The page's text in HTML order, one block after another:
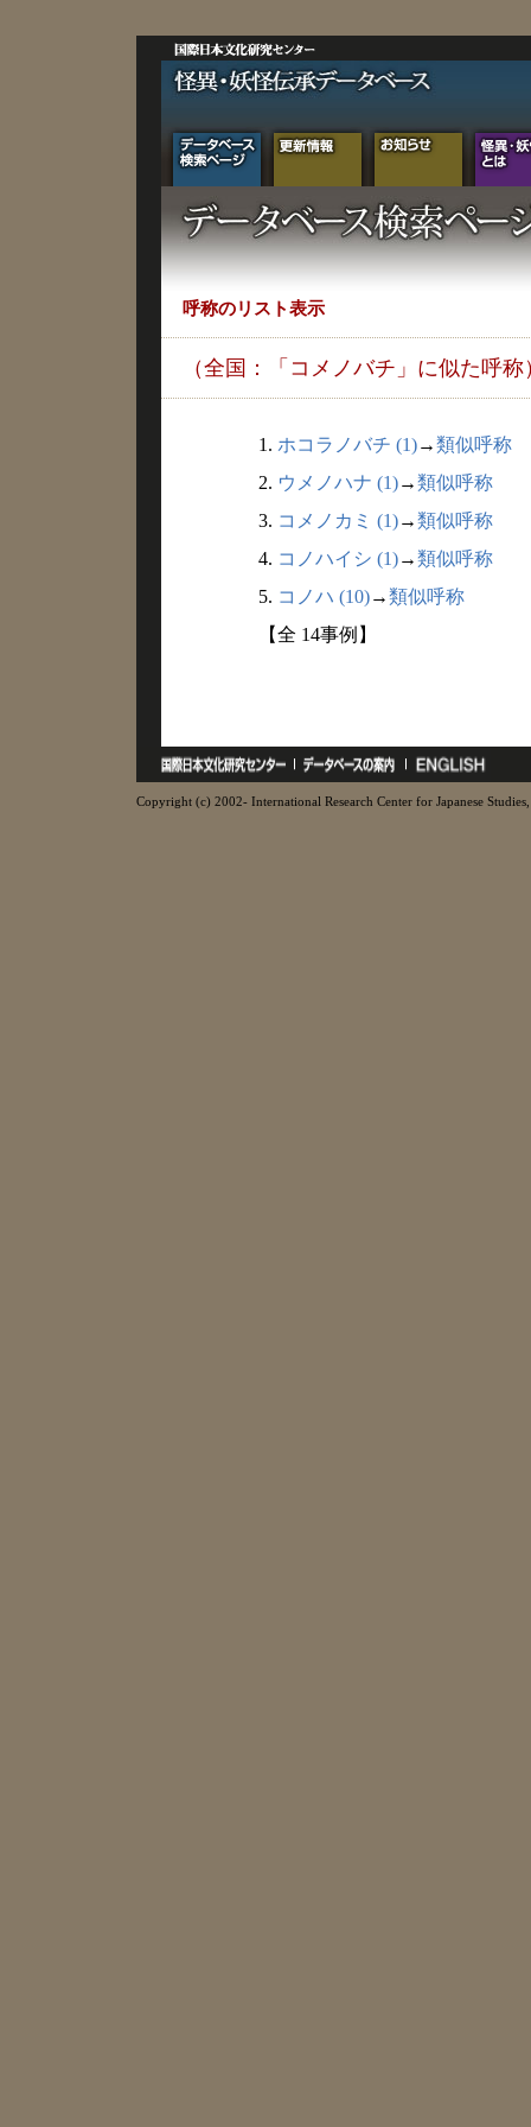
呼称のリスト表示
（全国：「コメノバチ」に似た呼称
1. ホコラノバチ (1)→類似呼称
2. ウメノハナ (1)→類似呼称
3. コメノカミ (1)→類似呼称
4. コノハイシ (1)→類似呼称
5. コノハ (10)→類似呼称
【全 14事例】
Copyright (c) 2002- International Research Center for Japanese